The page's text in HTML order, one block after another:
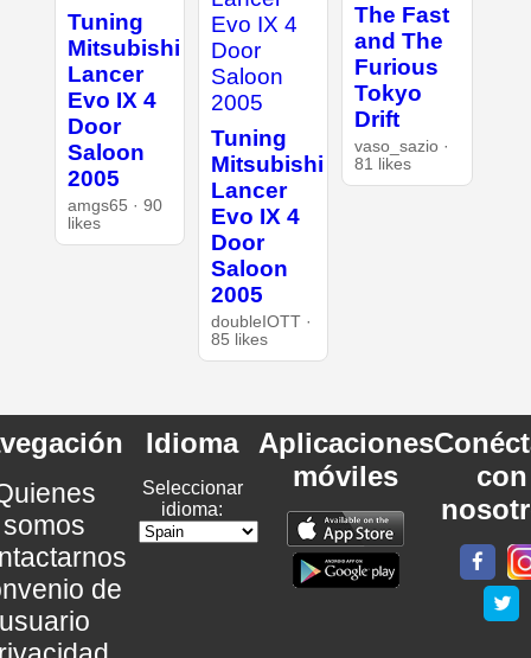
Tuning
Mitsubishi
Lancer
Evo IX 4
Door
Saloon
2005
amgs65 · 90
likes
Tuning
Mitsubishi
Lancer
Evo IX 4
Door
Saloon
2005
doubleIOTT ·
85 likes
The Fast
and The
Furious
Tokyo
Drift
vaso_sazio ·
81 likes
somos
de
Idioma
Seleccionar
idioma:
Aplicaciones
móviles
con